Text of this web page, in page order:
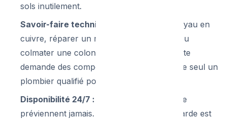
sols inutilement.
Savoir-faire technique :
Remplacer un tuyau en
cuivre, réparer un raccord multicouche, ou
colmater une colonne de décharge en fonte
demande des compétences spécifiques que seul un
plombier qualifié possède et maîtrise.
Disponibilité 24/7 : Les dégâts des eaux ne
préviennent jamais. Un vrai plombier de garde est